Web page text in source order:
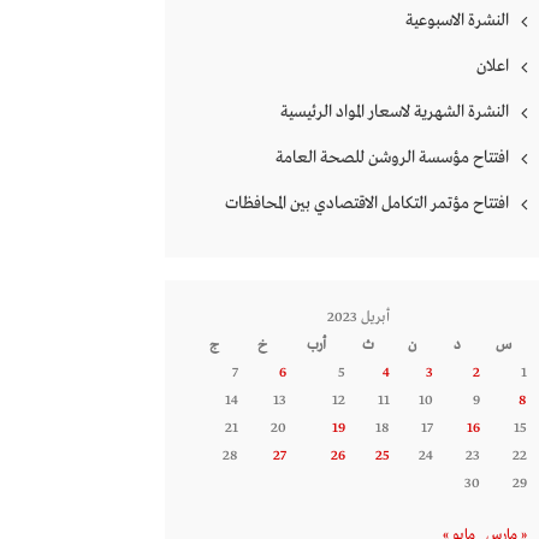
النشرة الاسبوعية
اعلان
النشرة الشهرية لاسعار المواد الرئيسية
افتتاح مؤسسة الروشن للصحة العامة
افتتاح مؤتمر التكامل الاقتصادي بين المحافظات
أبريل 2023
س
د ن ث أرب خ
ج
1
2
3
4
5
6
7
8
9
10
11
12
13
14
15
16
17
18
19
20
21
22
23
24
25
26
27
28
29
30
« مارس مايو »